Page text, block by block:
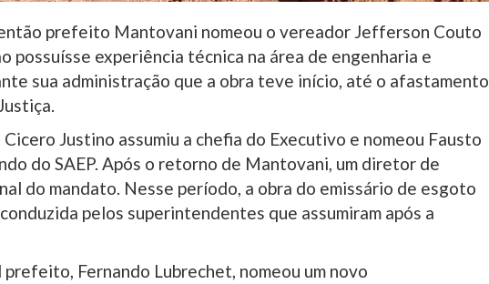
prefeito Mantovani nomeou o vereador Jefferson Couto
possuísse experiência técnica na área de engenharia e
sua administração que a obra teve início, até o afastamento
Justino assumiu a chefia do Executivo e nomeou Fausto
do SAEP. Após o retorno de Mantovani, um diretor de
do mandato. Nesse período, a obra do emissário de esgoto
pelos superintendentes que assumiram após a
Fernando Lubrechet, nomeou um novo